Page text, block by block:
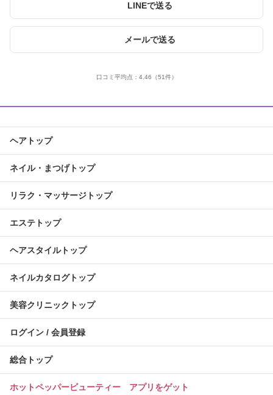
LINEで送る
メールで送る
口コミ平均点： 4.46 （51件）
ヘアトップ
ネイル・まつげトップ
リラク・マッサージトップ
エステトップ
ヘアスタイルトップ
ネイルカタログトップ
美容クリニックトップ
ログイン / 会員登録
総合トップ
ホットペッパービューティー アプリをゲット